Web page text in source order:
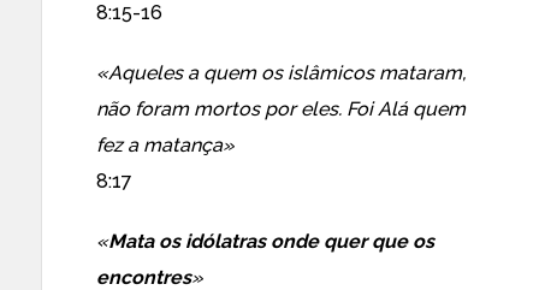
8:15-16
«Aqueles a quem os islâmicos mataram,
não foram mortos por eles. Foi Alá quem
fez a matança»
8:17
«Mata os idólatras onde quer que os
encontres»